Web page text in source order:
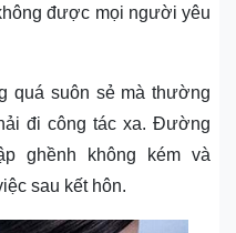
được mọi người yêu
quá suôn sẻ mà thường
đi công tác xa. Đường
ghềnh không kém và
sau kết hôn.